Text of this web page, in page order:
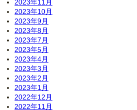
2023年11月
2023年10月
2023年9月
2023年8月
2023年7月
2023年5月
2023年4月
2023年3月
2023年2月
2023年1月
2022年12月
2022年11月